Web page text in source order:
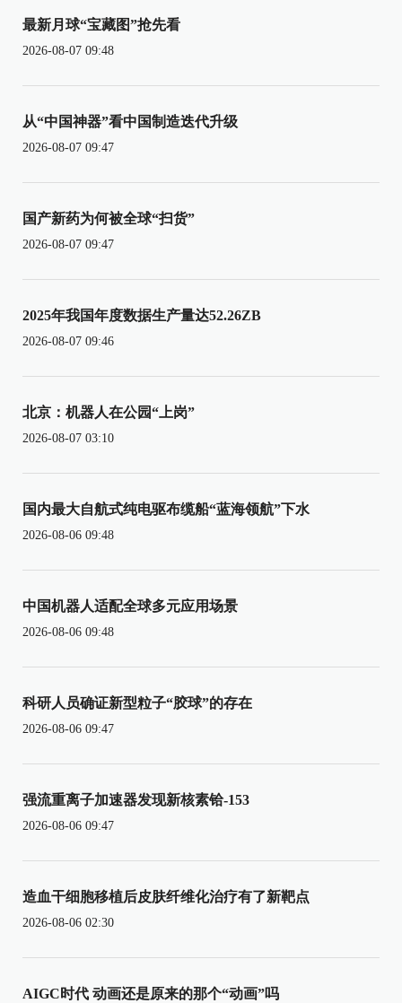
最新月球“宝藏图”抢先看
2026-08-07 09:48
从“中国神器”看中国制造迭代升级
2026-08-07 09:47
国产新药为何被全球“扫货”
2026-08-07 09:47
2025年我国年度数据生产量达52.26ZB
2026-08-07 09:46
北京：机器人在公园“上岗”
2026-08-07 03:10
国内最大自航式纯电驱布缆船“蓝海领航”下水
2026-08-06 09:48
中国机器人适配全球多元应用场景
2026-08-06 09:48
科研人员确证新型粒子“胶球”的存在
2026-08-06 09:47
强流重离子加速器发现新核素铪-153
2026-08-06 09:47
造血干细胞移植后皮肤纤维化治疗有了新靶点
2026-08-06 02:30
AIGC时代 动画还是原来的那个“动画”吗